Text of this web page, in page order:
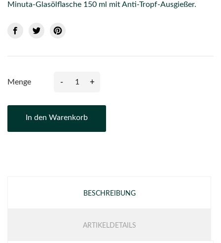
Minuta-Glasölflasche 150 ml mit Anti-Tropf-Ausgießer.
Menge - +
In den Warenkorb
BESCHREIBUNG
ARTIKELDETAILS